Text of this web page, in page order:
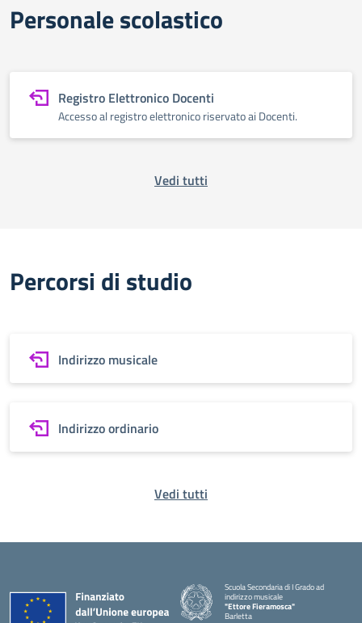
Personale scolastico
Registro Elettronico Docenti
Accesso al registro elettronico riservato ai Docenti.
Vedi tutti
Percorsi di studio
Indirizzo musicale
Indirizzo ordinario
Vedi tutti
Scuola Secondaria di I Grado ad
indirizzo musicale
"Ettore Fieramosca"
Barletta